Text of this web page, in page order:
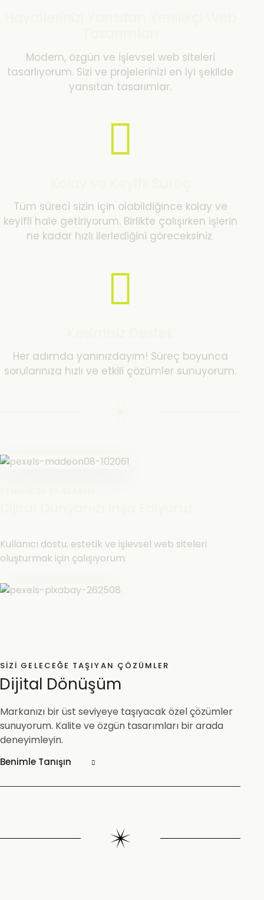
Modern, özgün ve işlevsel web siteleri
tasarlıyorum. Sizi ve projelerinizi en iyi şekilde
yansıtan tasarımlar.
Tüm süreci sizin için olabildiğince kolay ve
keyifli hale getiriyorum. Birlikte çalışırken işlerin
ne kadar hızlı ilerlediğini göreceksiniz.
Her adımda yanınızdayım! Süreç boyunca
sorularınıza hızlı ve etkili çözümler sunuyorum.
Kullanıcı dostu, estetik ve işlevsel web siteleri
oluşturmak için çalışıyorum.
SIZI GELECEĞE TAŞIYAN ÇÖZÜMLER
Dijital Dönüşüm
Markanızı bir üst seviyeye taşıyacak özel çözümler
sunuyorum. Kalite ve özgün tasarımları bir arada
deneyimleyin.
Benimle Tanışın